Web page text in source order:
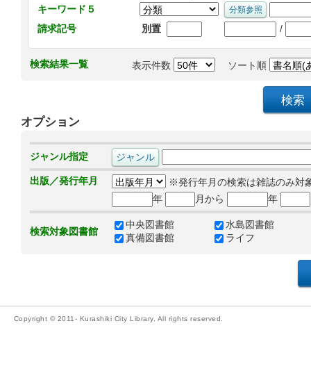
キーワード５
請求記号
別置 /
検索結果一覧 表示件数 ソート順
オプション
ジャンル指定
出版／発行年月
※発行年月の検索は雑誌のみ対
年
月から 年
検索対象図書館
中央図書館
水島図書館
真備図書館
ライフ
Copyright © 2011- Kurashiki City Library. All rights reserved.